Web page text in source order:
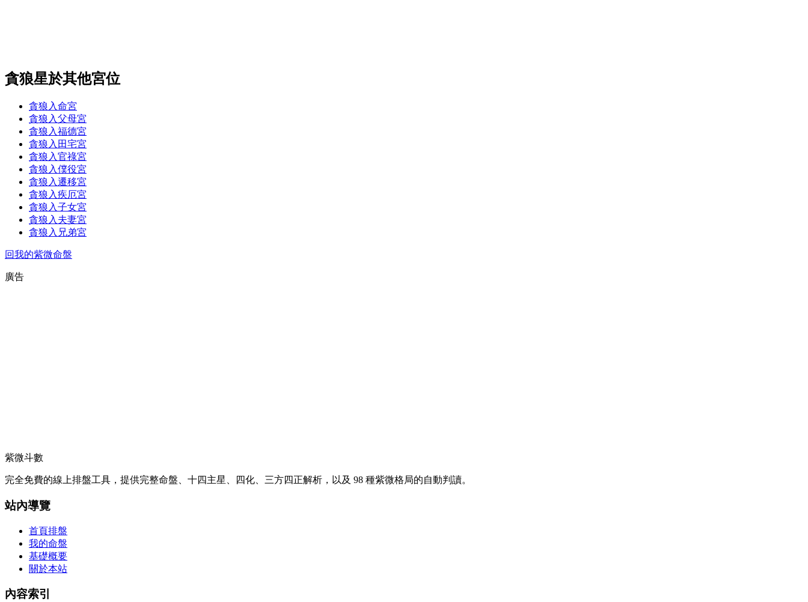
貪狼星於其他宮位
貪狼入命宮
貪狼入父母宮
貪狼入福德宮
貪狼入田宅宮
貪狼入官祿宮
貪狼入僕役宮
貪狼入遷移宮
貪狼入疾厄宮
貪狼入子女宮
貪狼入夫妻宮
貪狼入兄弟宮
回我的紫微命盤
廣告
紫微斗數
完全免費的線上排盤工具，提供完整命盤、十四主星、四化、三方四正解析，以及 98 種紫微格局的自動判讀。
站內導覽
首頁排盤
我的命盤
基礎概要
關於本站
內容索引